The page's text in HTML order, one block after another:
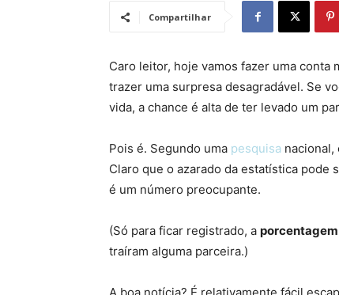
Compartilhar
Caro leitor, hoje vamos fazer uma
trazer uma surpresa desagradável. Se
vida, a chance é alta de ter levado um
Pois é. Segundo uma pesquisa nacional,
Claro que o azarado da estatística pode
é um número preocupante.
(Só para ficar registrado, a
traíram alguma parceira.)